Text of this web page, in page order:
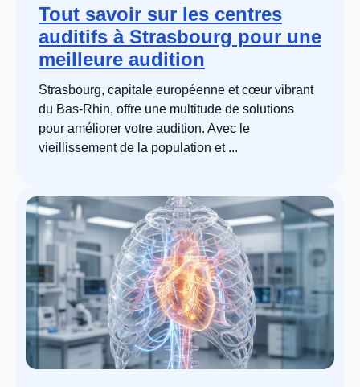
Tout savoir sur les centres
auditifs à Strasbourg pour une
meilleure audition
Strasbourg, capitale européenne et cœur vibrant
du Bas-Rhin, offre une multitude de solutions
pour améliorer votre audition. Avec le
vieillissement de la population et ...